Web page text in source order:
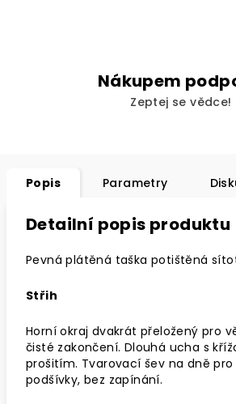
Nákupem
Zeptej se vědce!
Popis Parametry
Detailní popis produktu
Pevná plátěná taška potištěná
Střih
Horní okraj dvakrát přeložený pro
čisté zakončení. Dlouhá ucha s
prošitím. Tvarovací šev na dně pro
podšívky, bez zapínání.